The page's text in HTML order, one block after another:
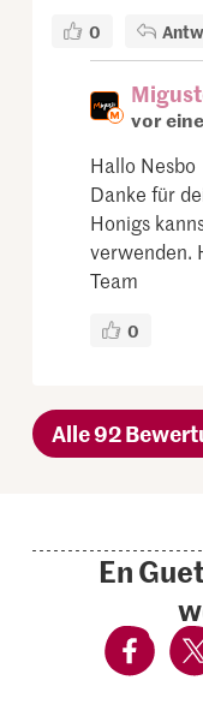
0
vor
Hallo Nesbo
Danke für
Honigs
verwenden.
Team
0
Alle 92
En